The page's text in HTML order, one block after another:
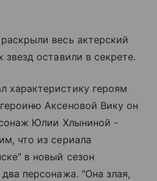
весь актерский
звезд оставили в секрете.
характеристику героям
Аксеновой Вику он
Юлии Хлыниной -
что из сериала
в новый сезон
персонажа. "Она злая,